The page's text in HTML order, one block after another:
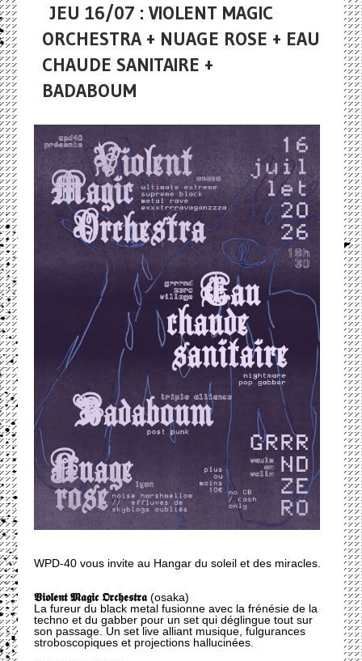
JEU 16/07 : VIOLENT MAGIC
ORCHESTRA + NUAGE ROSE + EAU
CHAUDE SANITAIRE +
BADABOUM
WPD-40 vous invite au Hangar du soleil et des miracles.
𝖁𝖎𝖔𝖑𝖊𝖓𝖙 𝕸𝖆𝖌𝖎𝖈 𝕺𝖗𝖈𝖍𝖊𝖘𝖙𝖗𝖆(osaka)
La fureur du black metal fusionne avec la frénésie de la
techno et du gabber pour un set qui déglingue tout sur
son passage. Un set live alliant musique, fulgurances
stroboscopiques et projections hallucinées.